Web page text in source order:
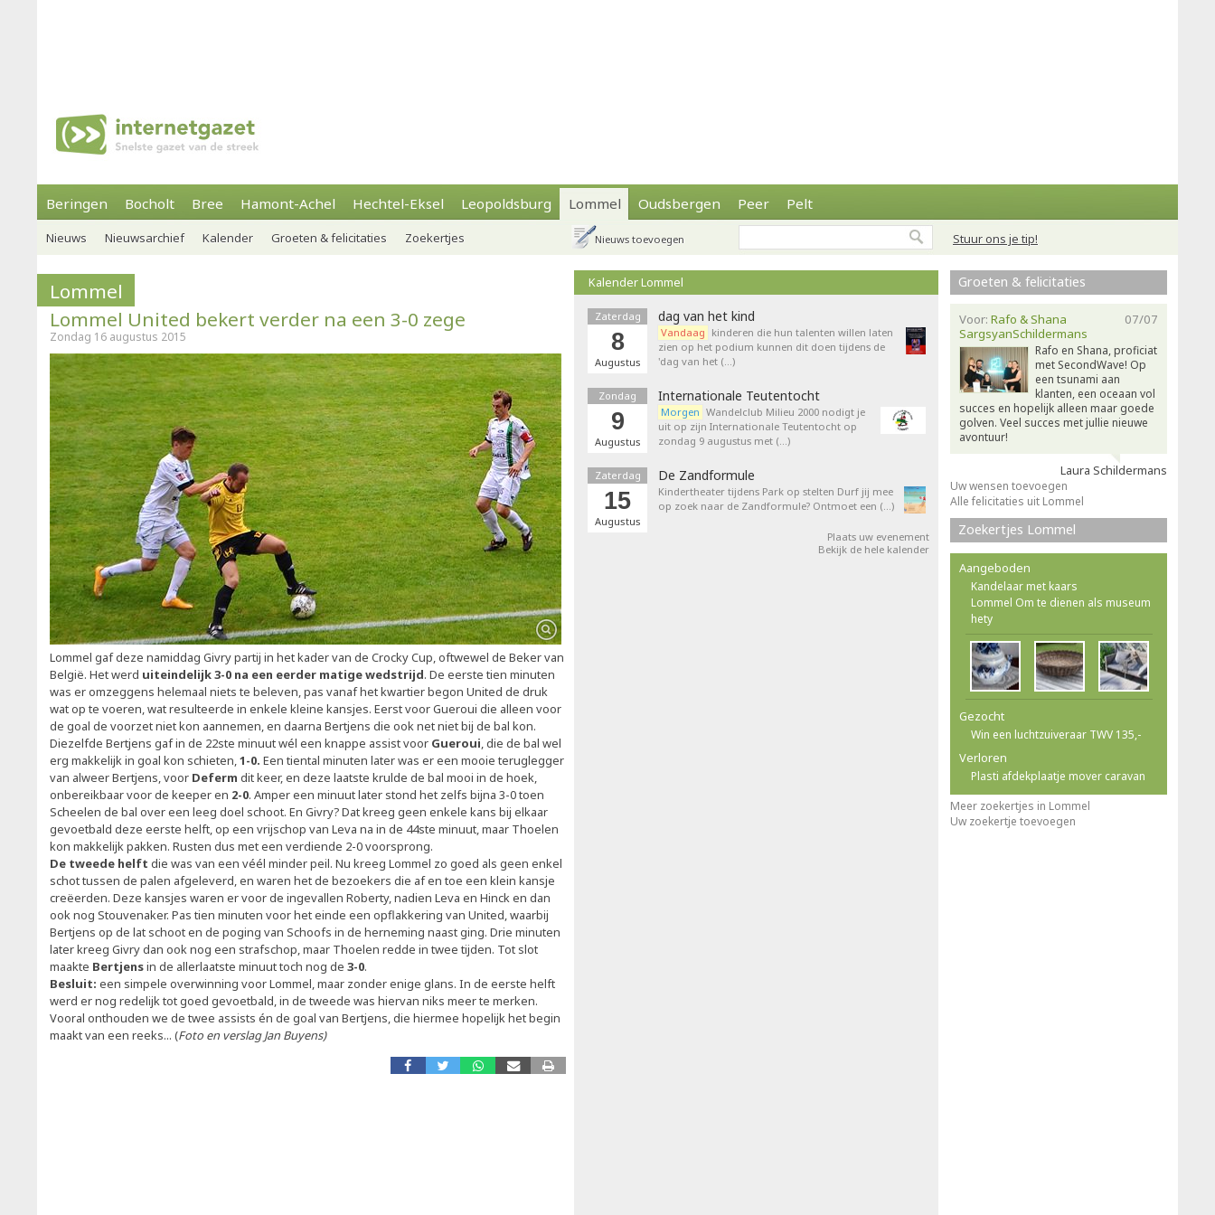
Beringen Bocholt Bree Hamont-Achel Hechtel-Eksel Leopoldsburg Lommel Oudsbergen Peer Pelt
Stuur ons je tip!
Nieuws Nieuwsarchief Kalender Groeten & felicitaties Zoekertjes Nieuws toevoegen
Lommel
Lommel United bekert verder na een 3-0 zege
Zondag 16 augustus 2015
Lommel gaf deze namiddag Givry partij in het kader van de Crocky Cup, oftwewel de Beker van
België. Het werd uiteindelijk 3-0 na een eerder matige wedstrijd. De eerste tien minuten
was er omzeggens helemaal niets te beleven, pas vanaf het kwartier begon United de druk
wat op te voeren, wat resulteerde in enkele kleine kansjes. Eerst voor Gueroui die alleen voor
de goal de voorzet niet kon aannemen, en daarna Bertjens die ook net niet bij de bal kon.
Diezelfde Bertjens gaf in de 22ste minuut wél een knappe assist voor Gueroui, die de bal wel
erg makkelijk in goal kon schieten,1-0. Een tiental minuten later was er een mooie teruglegger
van alweer Bertjens, voor Deferm dit keer, en deze laatste krulde de bal mooi in de hoek,
onbereikbaar voor de keeper en 2-0. Amper een minuut later stond het zelfs bijna 3-0 toen
Scheelen de bal over een leeg doel schoot. En Givry? Dat kreeg geen enkele kans bij elkaar
gevoetbald deze eerste helft, op een vrijschop van Leva na in de 44ste minuut, maar Thoelen
kon makkelijk pakken. Rusten dus met een verdiende 2-0 voorsprong.
De tweede helft die was van een véél minder peil. Nu kreeg Lommel zo goed als geen enkel
schot tussen de palen afgeleverd, en waren het de bezoekers die af en toe een klein kansje
creëerden. Deze kansjes waren er voor de ingevallen Roberty, nadien Leva en Hinck en dan
ook nog Stouvenaker. Pas tien minuten voor het einde een opflakkering van United, waarbij
Bertjens op de lat schoot en de poging van Schoofs in de herneming naast ging. Drie minuten
later kreeg Givry dan ook nog een strafschop, maar Thoelen redde in twee tijden. Tot slot
maakte Bertjensin de allerlaatste minuut toch nog de 3-0.
Besluit: een simpele overwinning voor Lommel, maar zonder enige glans. In de eerste helft
werd er nog redelijk tot goed gevoetbald, in de tweede was hiervan niks meer te merken.
Vooral onthouden we de twee assists én de goal van Bertjens, die hiermee hopelijk het begin
maakt van een reeks... (Foto en verslag Jan Buyens)
Kalender Lommel
Zaterdag
8
Augustus
dag van het kind
Vandaag kinderen die hun talenten willen laten
zien op het podium kunnen dit doen tijdens de
'dag van het (…)
Zondag
9
Augustus
Internationale Teutentocht
Morgen Wandelclub Milieu 2000 nodigt je
uit op zijn Internationale Teutentocht op
zondag 9 augustus met (…)
Zaterdag
15
Augustus
De Zandformule
Kindertheater tijdens Park op stelten Durf jij mee
op zoek naar de Zandformule? Ontmoet een (…)
Plaats uw evenement
Bekijk de hele kalender
Groeten & felicitaties
07/07
Voor: Rafo & Shana
SargsyanSchildermans
Rafo en Shana, proficiat
met SecondWave! Op
een tsunami aan
klanten, een oceaan vol
succes en hopelijk alleen maar goede
golven. Veel succes met jullie nieuwe
avontuur!
Laura Schildermans
Uw wensen toevoegen
Alle felicitaties uit Lommel
Zoekertjes Lommel
Aangeboden
Kandelaar met kaars
Lommel Om te dienen als museum
hety
Gezocht
Win een luchtzuiveraar TWV 135,-
Verloren
Plasti afdekplaatje mover caravan
Meer zoekertjes in Lommel
Uw zoekertje toevoegen